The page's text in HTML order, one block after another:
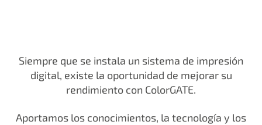
Siempre que se instala un sistema de impresión
digital, existe la oportunidad de mejorar su
rendimiento con ColorGATE.
Aportamos los conocimientos, la tecnología y los